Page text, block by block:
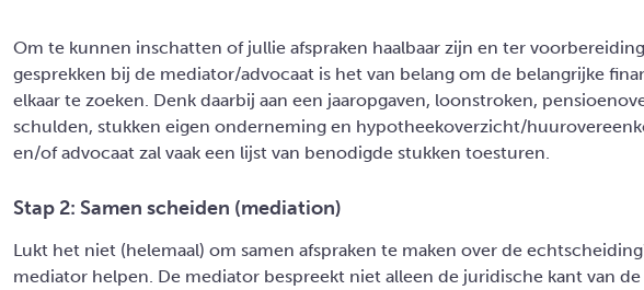
Om te kunnen inschatten of jullie afspraken haalbaar zijn en ter
gesprekken bij de mediator/advocaat is het van belang om de belangrijke
elkaar te zoeken. Denk daarbij aan een jaaropgaven, loonstroken,
schulden, stukken eigen onderneming en hypotheekoverzicht/
en/of advocaat zal vaak een lijst van benodigde stukken toesturen.
Stap 2: Samen scheiden (mediation)
Lukt het niet (helemaal) om samen afspraken te maken over de
mediator helpen. De mediator bespreekt niet alleen de juridische kant van